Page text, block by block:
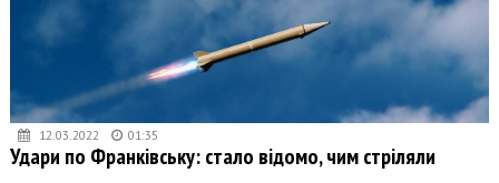
12.03.2022 01:35
Удари по Франківську: стало відомо, чим стріляли